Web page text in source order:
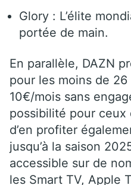
Glory : L’élite
portée de main.
En parallèle, DAZN
pour les moins de
10€/mois sans
possibilité pour
d’en profiter
jusqu’à la saison
accessible sur de
les Smart TV, Apple